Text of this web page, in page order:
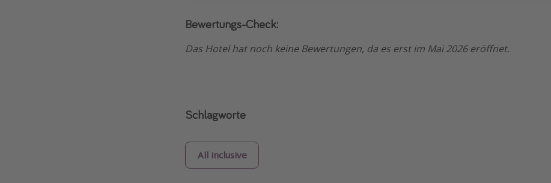
Bewertungs-Check:
Das Hotel hat noch keine Bewertungen, da es erst im Mai 2026 eröffnet.
Schlagworte
All inclusive